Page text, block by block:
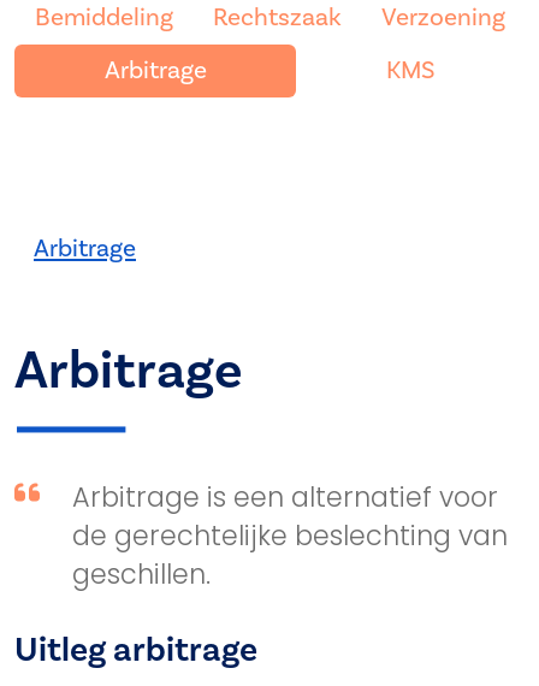
Bemiddeling Rechtszaak
Verzoening
Arbitrage
KMS
Arbitrage
Arbitrage
Arbitrage is een alternatief voor
de gerechtelijke beslechting van
geschillen.
Uitleg arbitrage